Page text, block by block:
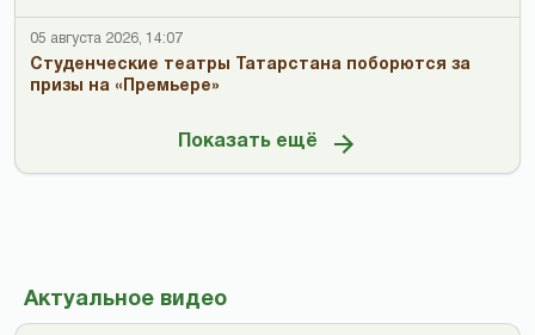
05 августа 2026, 14:07
Студенческие театры Татарстана поборются за
призы на «Премьере»
Показать ещё
Актуальное видео